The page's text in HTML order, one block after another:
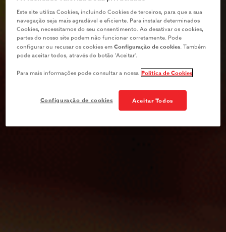
Este site utiliza Cookies, incluindo Cookies de terceiros, para que a sua
navegação seja mais agradável e eficiente. Para instalar determinados
Cookies, necessitamos do seu consentimento. Ao desativar os cookies,
partes do nosso site podem não funcionar corretamente. Pode
configurar ou recusar os cookies emConfiguração de cookies. Também
pode aceitar todos, através do botão 'Aceitar'.
Para mais informações pode consultar a nossa Política de Cookies
Aceitar Todos
Configuração de cookies